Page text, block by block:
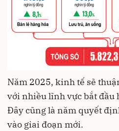
Năm 2025, kinh tế sẽ
với nhiều lĩnh vực bắt đầu
Đây cũng là năm quyết
vào giai đoạn mới.